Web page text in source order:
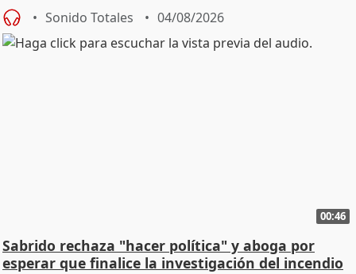
Sonido Totales 04/08/2026
00:46
Sabrido rechaza "hacer política" y aboga por
esperar que finalice la investigación del incendio